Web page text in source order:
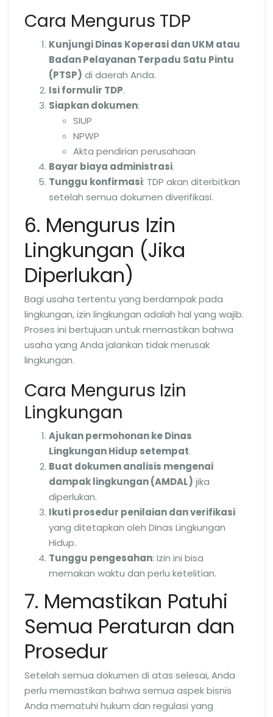
Cara Mengurus TDP
Kunjungi Dinas Koperasi dan UKM atau
Badan Pelayanan Terpadu Satu Pintu
(PTSP) di daerah Anda.
Isi formulir TDP.
Siapkan dokumen:
SIUP
NPWP
Akta pendirian perusahaan
Bayar biaya administrasi.
Tunggu konfirmasi: TDP akan diterbitkan
setelah semua dokumen diverifikasi.
6. Mengurus Izin
Lingkungan (Jika
Diperlukan)
Bagi usaha tertentu yang berdampak pada
lingkungan, izin lingkungan adalah hal yang wajib.
Proses ini bertujuan untuk memastikan bahwa
usaha yang Anda jalankan tidak merusak
lingkungan.
Cara Mengurus Izin
Lingkungan
Ajukan permohonan ke Dinas
Lingkungan Hidup setempat.
Buat dokumen analisis mengenai
dampak lingkungan (AMDAL) jika
diperlukan.
Ikuti prosedur penilaian dan verifikasi
yang ditetapkan oleh Dinas Lingkungan
Hidup.
Tunggu pengesahan: Izin ini bisa
memakan waktu dan perlu ketelitian.
7. Memastikan Patuhi
Semua Peraturan dan
Prosedur
Setelah semua dokumen di atas selesai, Anda
perlu memastikan bahwa semua aspek bisnis
Anda mematuhi hukum dan regulasi yang